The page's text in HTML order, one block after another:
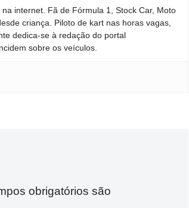
internet. Fã de Fórmula 1, Stock Car, Moto
criança. Piloto de kart nas horas vagas,
dedica-se à redação do portal
sobre os veículos.
obrigatórios são